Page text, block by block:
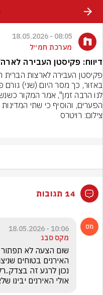
08:05 - 18.05.2026
מערכת חמ״ל
דיווח: פקיסטן העבירה
הפערים, והוסיף כי שתי
צילום: רויטרס
14 תגובות
10:06 - 18.05.2026
מקס סבג
אולי האירנים יבינו